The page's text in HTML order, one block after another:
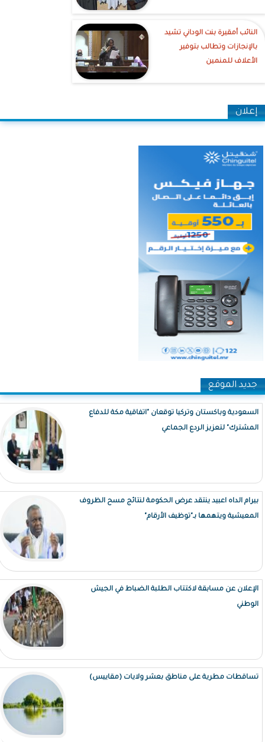
النائب أمقيرة بنت الوداني تشيد
بالإنجازات وتطالب بتوفير
الأعلاف للمنمين
إعلان
جديد الموقع
السعودية وباكستان وتركيا توقعان "اتفاقية مكة للدفاع
المشترك" لتعزيز الردع الجماعي
بيرام الداه اعبيد ينتقد عرض الحكومة لنتائج مسح الظروف
المعيشية ويتهمها بـ"توظيف الأرقام"
الإعلان عن مسابقة لاكتتاب الطلبة الضباط في الجيش
الوطني
تساقطات مطرية على مناطق بعشر ولايات (مقاييس)